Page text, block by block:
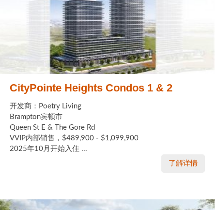
CityPointe Heights Condos 1 & 2
开发商：Poetry Living
Brampton宾顿市
Queen St E & The Gore Rd
VVIP内部销售，$489,900 - $1,099,900
2025年10月开始入住 ...
了解详情